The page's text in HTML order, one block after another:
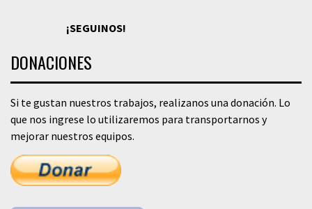
¡SEGUINOS!
DONACIONES
Si te gustan nuestros trabajos, realizanos una donación. Lo
que nos ingrese lo utilizaremos para transportarnos y
mejorar nuestros equipos.